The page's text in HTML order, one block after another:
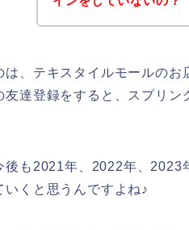
は、テキスタイルモールのお
友達登録をすると、スプリ
後も2021年、2022年、2023
いくと思うんですよね♪